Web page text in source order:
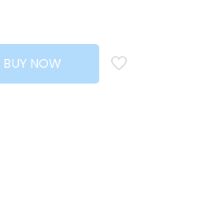
BUY NOW